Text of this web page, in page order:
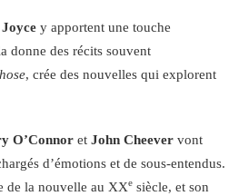
y apportent une touche
donne des récits souvent
, crée des nouvelles qui explorent
O’Connor et John Cheever vont
d’émotions et de sous-entendus.
de la nouvelle au XXe siècle, et son